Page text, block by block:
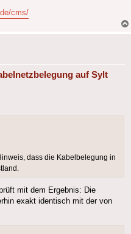
cms/
auf Sylt
dass die Kabelbelegung in
mit dem Ergebnis: Die
exakt identisch mit der von